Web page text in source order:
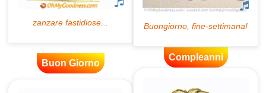
Buon Giorno
Compleanni